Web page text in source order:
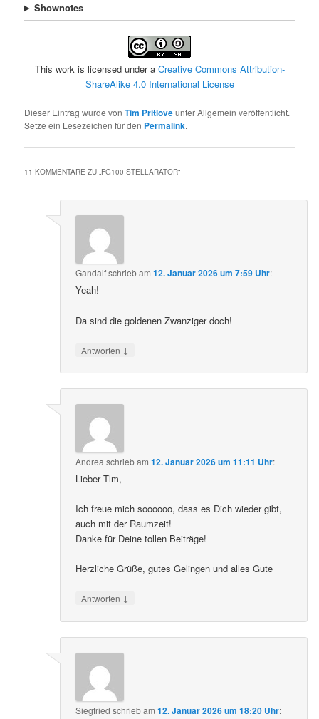
Shownotes
This work is licensed under a Creative Commons Attribution-
ShareAlike 4.0 International License
Dieser Eintrag wurde vonTim Pritloveunter Allgemein veröffentlicht.
Setze ein Lesezeichen für den Permalink.
11 KOMMENTARE ZU „FG100 STELLARATOR“
Gandalfschriebam12. Januar 2026 um 7:59 Uhr:
Yeah!
Da sind die goldenen Zwanziger doch!
Antworten ↓
Andrea schriebam12. Januar 2026 um 11:11 Uhr:
Lieber Tlm,
Ich freue mich soooooo, dass es Dich wieder gibt,
auch mit der Raumzeit!
Danke für Deine tollen Beiträge!
Herzliche Grüße, gutes Gelingen und alles Gute
Antworten ↓
Siegfried schriebam12. Januar 2026 um 18:20 Uhr: